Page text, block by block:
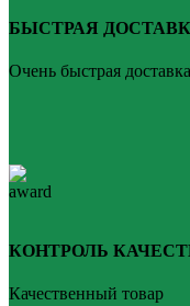
БЫСТРАЯ
Очень быстрая
КОНТРОЛЬ
Качественный товар